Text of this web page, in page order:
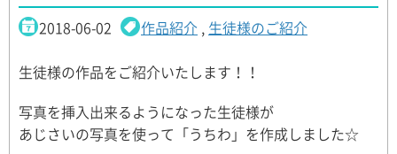
2018-06-02
作品紹介 , 生徒様のご紹介
生徒様の作品をご紹介いたします！！
写真を挿入出来るようになった生徒様が
あじさいの写真を使って「うちわ」を作成しました☆